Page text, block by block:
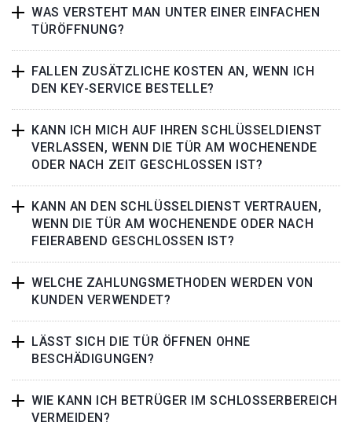
WAS VERSTEHT MAN UNTER EINER EINFACHEN
TÜRÖFFNUNG?
FALLEN ZUSÄTZLICHE KOSTEN AN, WENN ICH
DEN KEY-SERVICE BESTELLE?
KANN ICH MICH AUF IHREN SCHLÜSSELDIENST
VERLASSEN, WENN DIE TÜR AM WOCHENENDE
ODER NACH ZEIT GESCHLOSSEN IST?
KANN AN DEN SCHLÜSSELDIENST VERTRAUEN,
WENN DIE TÜR AM WOCHENENDE ODER NACH
FEIERABEND GESCHLOSSEN IST?
WELCHE ZAHLUNGSMETHODEN WERDEN VON
KUNDEN VERWENDET?
LÄSST SICH DIE TÜR ÖFFNEN OHNE
BESCHÄDIGUNGEN?
WIE KANN ICH BETRÜGER IM SCHLOSSERBEREICH
VERMEIDEN?